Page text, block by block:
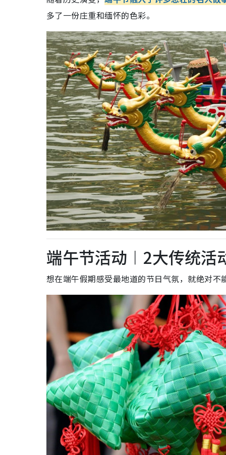
多了一份庄重和缅怀的色彩。
端午节活动︱2大传统活
想在端午假期感受最地道的节日气氛，就绝对